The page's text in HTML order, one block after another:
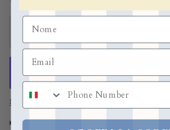
More payment options
CONDIVIDI
numero di telefono